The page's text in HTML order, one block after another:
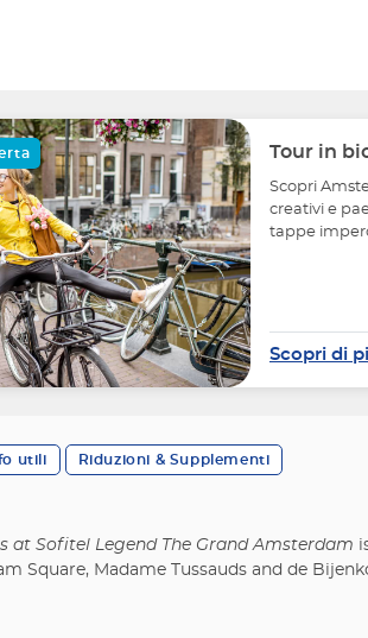
Tour in
Scopri
creativi e
tappe
Scopri di
utili Riduzioni & Supplementi
at Sofitel Legend The Grand Amsterdam
Square, Madame Tussauds and de